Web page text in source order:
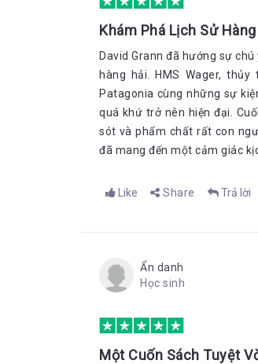
Khám Phá Lịch Sử
David Grann đã hướng sự
hàng hải. HMS Wager,
Patagonia cùng những sự
quá khứ trở nên hiện đại.
sót và phẩm chất rất con
đã mang đến một cảm giác
Like Share Trả lời
Ẩn danh
Học sinh
Một Cuốn Sách Tuyệt